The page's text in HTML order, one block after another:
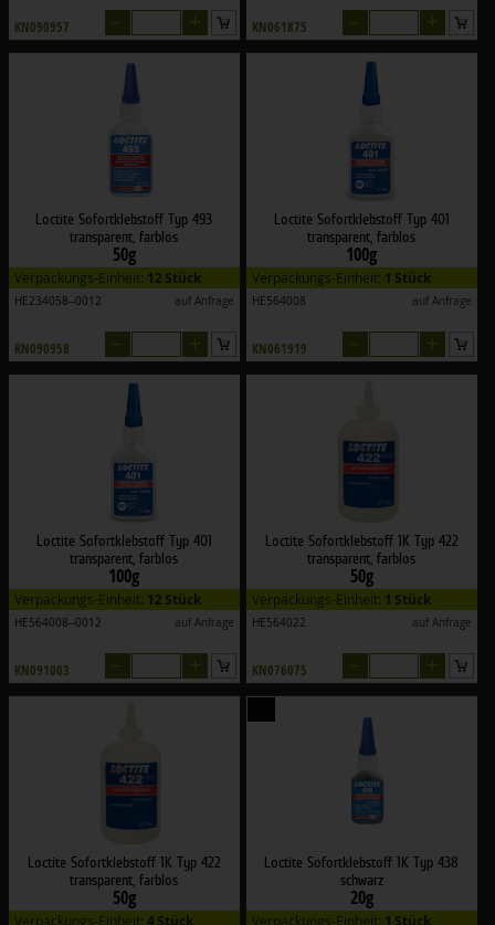
KN090957 KN061875
Loctite Sofortklebstoff Typ 493
transparent, farblos
50g
Verpackungs-Einheit: 12 Stück
HE234058--0012 auf Anfrage
KN090958
Loctite Sofortklebstoff Typ 401
transparent, farblos
100g
Verpackungs-Einheit: 1 Stück
HE564008 auf Anfrage
KN061919
Loctite Sofortklebstoff Typ 401
transparent, farblos
100g
Verpackungs-Einheit: 12 Stück
HE564008--0012 auf Anfrage
KN091003
Loctite Sofortklebstoff 1K Typ 422
transparent, farblos
50g
Verpackungs-Einheit: 1 Stück
HE564022 auf Anfrage
KN076075
Loctite Sofortklebstoff 1K Typ 422
transparent, farblos
50g
Verpackungs-Einheit: 4 Stück
Loctite Sofortklebstoff 1K Typ 438
schwarz
20g
Verpackungs-Einheit: 1 Stück